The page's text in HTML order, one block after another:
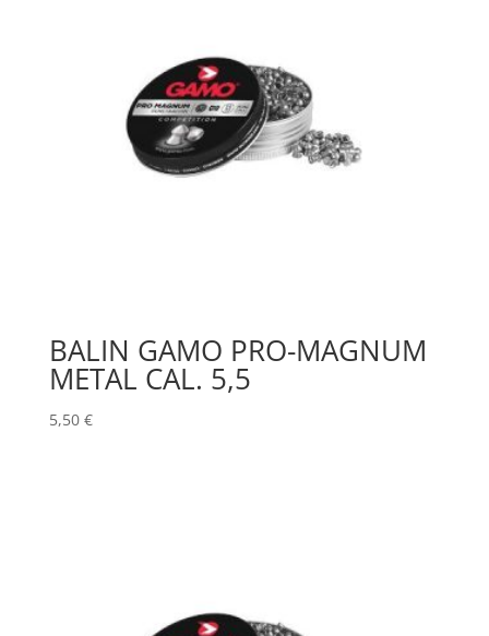
BALIN GAMO PRO-MAGNUM
METAL CAL. 5,5
5,50 €